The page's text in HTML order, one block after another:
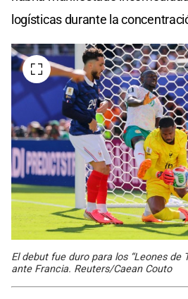
logísticas durante la
El debut fue duro para los “Leones de
ante Francia. Reuters/Caean Couto